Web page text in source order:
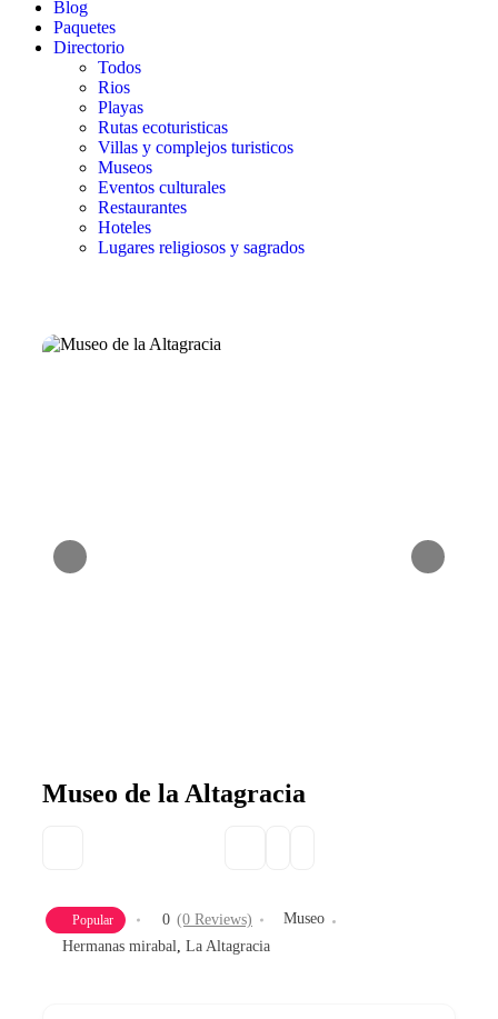
Blog
Paquetes
Directorio
Todos
Rios
Playas
Rutas ecoturisticas
Villas y complejos turisticos
Museos
Eventos culturales
Restaurantes
Hoteles
Lugares religiosos y sagrados
Museo de la Altagracia
Popular 0 (0 Reviews)
Museo
Hermanas mirabal, La Altagracia